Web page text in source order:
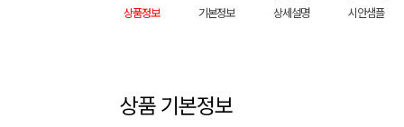
상품정보 기본정보 상세설명 시안샘플
상품 기본정보